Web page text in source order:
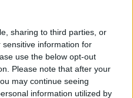
sharing to third parties, or
information for
use the below opt-out
Please note that after your
may continue seeing
information utilized by
C riesci? 🤭